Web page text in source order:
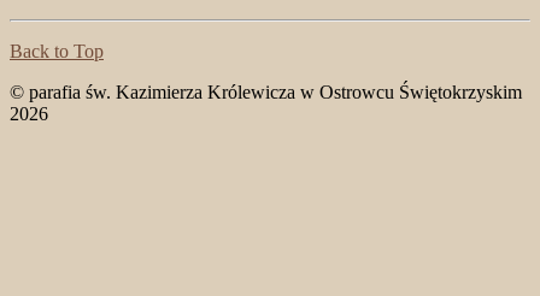
Back to Top
© parafia św. Kazimierza Królewicza w Ostrowcu Świętokrzyskim
2026